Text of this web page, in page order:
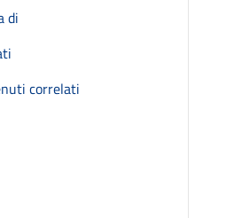
di
correlati